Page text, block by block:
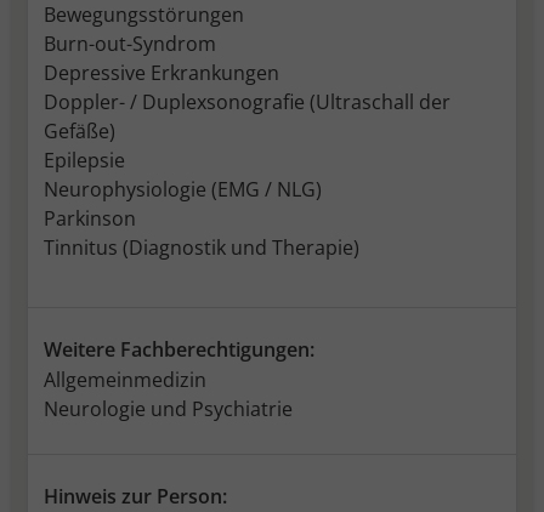
Bewegungsstörungen
Burn-out-Syndrom
Depressive Erkrankungen
Doppler- / Duplexsonografie (Ultraschall der
Gefäße)
Epilepsie
Neurophysiologie (EMG / NLG)
Parkinson
Tinnitus (Diagnostik und Therapie)
Weitere Fachberechtigungen:
Allgemeinmedizin
Neurologie und Psychiatrie
Hinweis zur Person: